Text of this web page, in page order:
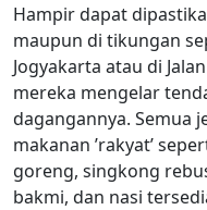
Hampir dapat
maupun di tikungan
Jogyakarta atau di
mereka mengelar
dagangannya. Semua
makanan ’rakyat’
goreng, singkong
bakmi, dan nasi